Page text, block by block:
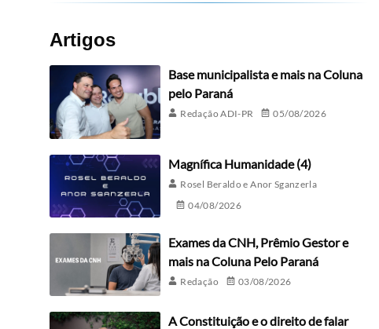
Artigos
Base municipalista e mais na Coluna
pelo Paraná
Redação ADI-PR 05/08/2026
Magnífica Humanidade (4)
Rosel Beraldo e Anor Sganzerla
04/08/2026
Exames da CNH, Prêmio Gestor e
mais na Coluna Pelo Paraná
Redação 03/08/2026
A Constituição e o direito de falar